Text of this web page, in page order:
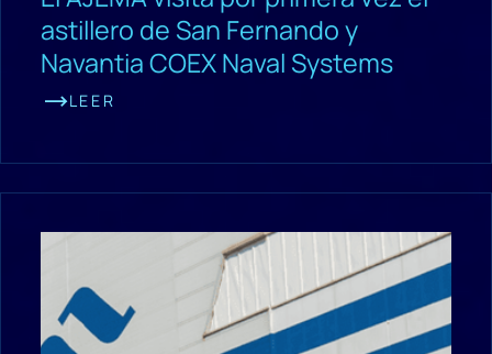
astillero de San Fernando y
Navantia COEX Naval Systems
LEER